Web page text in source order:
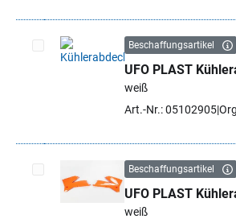
Artikel auswählen
Beschaffungsartikel
UFO PLAST
weiß
Art.-Nr.: 05102905
Artikel auswählen
Beschaffungsartikel
UFO PLAST
weiß